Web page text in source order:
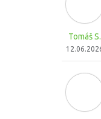
Tomáš S.